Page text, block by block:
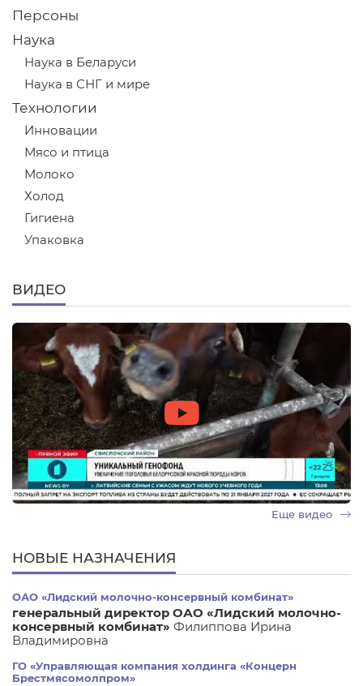
Персоны
Наука
Наука в Беларуси
Наука в СНГ и мире
Технологии
Инновации
Мясо и птица
Молоко
Холод
Гигиена
Упаковка
ВИДЕО
Еще видео
НОВЫЕ НАЗНАЧЕНИЯ
ОАО «Лидский молочно-консервный комбинат»
генеральный директор ОАО «Лидский молочно-
консервный комбинат» Филиппова Ирина
Владимировна
ГО «Управляющая компания холдинга «Концерн
Брестмясомолпром»